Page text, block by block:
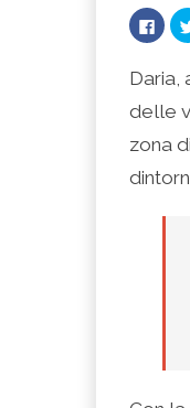
Fai
clic
su
(Si
apre
una
nuova
Daria,
delle
zona